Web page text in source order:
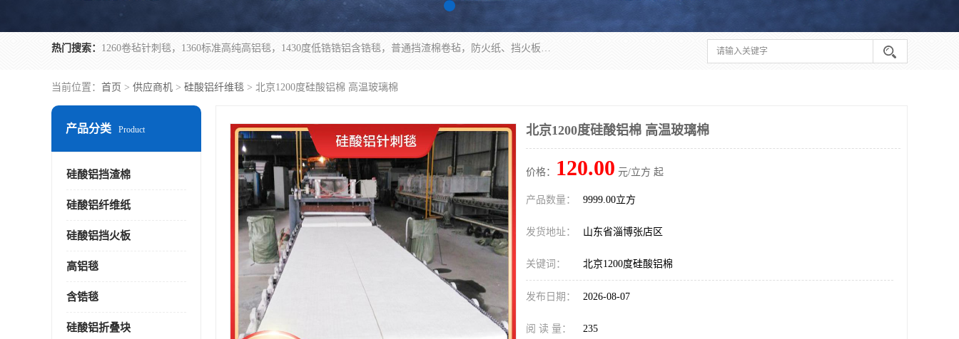
热门搜索： 1260卷毡针刺毯，1360标准高纯高铝毯，1430度低锆锆铝含锆毯，普通挡渣棉卷毡，防火纸、挡火板、隔热垫片模块、棉块、折叠块、散棉高温固化剂价格规格密度多少钱图片视频立方平米参数指标
当前位置： 首页 > 供应商机 > 硅酸铝纤维毯 > 北京1200度硅酸铝棉 高温玻璃棉
产品分类 Product
硅酸铝挡渣棉
硅酸铝纤维纸
硅酸铝挡火板
高铝毯
含锆毯
硅酸铝折叠块
北京1200度硅酸铝棉 高温玻璃棉
价格： 120.00 元/立方 起
产品数量： 9999.00立方
发货地址： 山东省淄博张店区
关键词： 北京1200度硅酸铝棉
发布日期： 2026-08-07
阅 读 量： 235